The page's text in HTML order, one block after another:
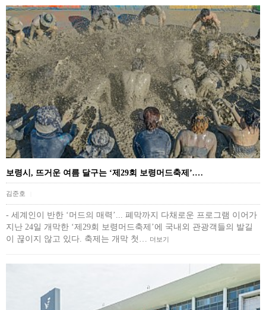
보령시, 뜨거운 여름 달구는 ‘제29회 보령머드축제’.…
김준호
- 세계인이 반한 ‘머드의 매력’... 폐막까지 다채로운 프로그램 이어가
지난 24일 개막한 ‘제29회 보령머드축제’에 국내외 관광객들의 발길
이 끊이지 않고 있다. 축제는 개막 첫…
더보기